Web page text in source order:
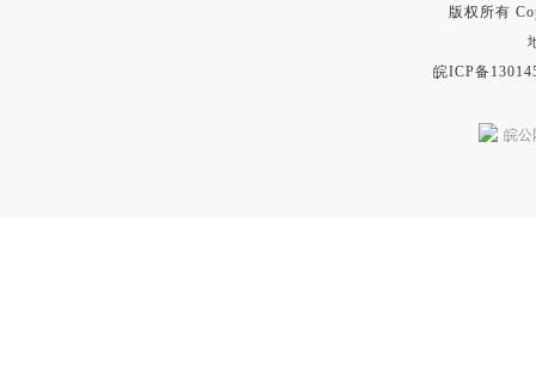
版权所有
皖ICP备
皖公